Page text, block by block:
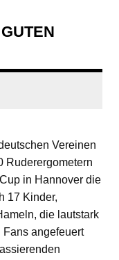
Vereinen
Ruderergometern
in Hannover die
17 Kinder,
die lautstark
angefeuert